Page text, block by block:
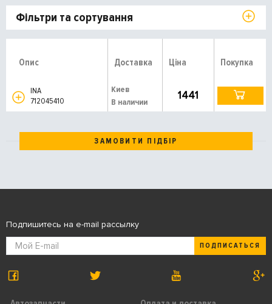
Фільтри та сортування
Опис Доставка Ціна Покупка
INA
712045410
Киев
В наличии
1441
ЗАМОВИТИ ПІДБІР
Подпишитесь на e-mail рассылку
ПОДПИСАТЬСЯ